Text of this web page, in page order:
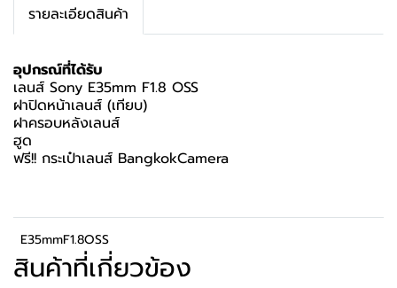
รายละเอียดสินค้า
อุปกรณ์ที่ได้รับ
เลนส์ Sony E35mm F1.8 OSS
ฝาปิดหน้าเลนส์ (เทียบ)
ฝาครอบหลังเลนส์
ฮูด
ฟรี!! กระเป๋าเลนส์ BangkokCamera
E35mmF1.8OSS
สินค้าที่เกี่ยวข้อง